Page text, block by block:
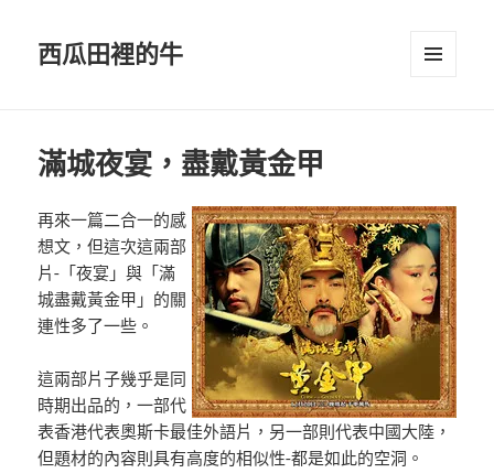
西瓜田裡的牛
滿城夜宴，盡戴黃金甲
再來一篇二合一的感
想文，但這次這兩部
片-「夜宴」與「滿
城盡戴黃金甲」的關
連性多了一些。
這兩部片子幾乎是同
時期出品的，一部代
表香港代表奧斯卡最佳外語片，另一部則代表中國大陸，
但題材的內容則具有高度的相似性-都是如此的空洞。